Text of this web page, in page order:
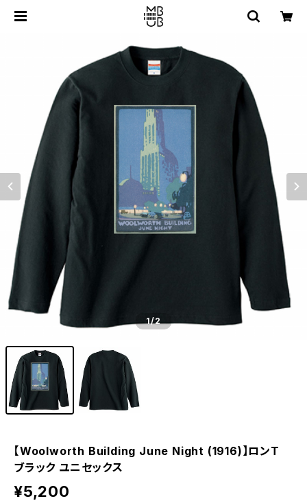
1/2
【Woolworth Building June Night (1916)】ロンT
ブラック ユニセックス
¥5,200